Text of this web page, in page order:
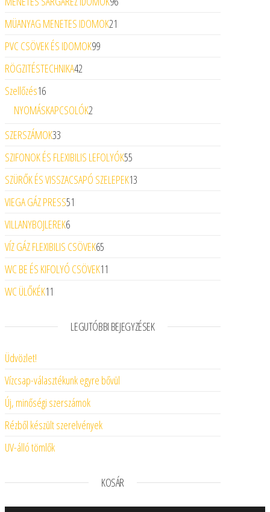
MÜANYAG MENETES IDOMOK21
PVC CSÖVEK ÉS IDOMOK99
RÖGZITÉSTECHNIKA42
Szellőzés16
NYOMÁSKAPCSOLÓK2
SZERSZÁMOK33
SZIFONOK ÉS FLEXIBILIS LEFOLYÓK55
SZÜRŐK ÉS VISSZACSAPÓ SZELEPEK13
VIEGA GÁZ PRESS51
VILLANYBOJLEREK6
VÍZ GÁZ FLEXIBILIS CSÖVEK65
WC BE ÉS KIFOLYÓ CSÖVEK11
WC ÜLŐKÉK11
LEGUTÓBBI BEJEGYZÉSEK
Üdvözlet!
Vízcsap-választékunk egyre bővül
Új, minőségi szerszámok
Rézből készült szerelvények
UV-álló tömlők
KOSÁR